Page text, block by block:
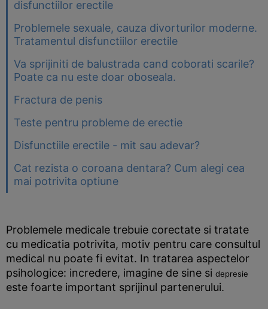
disfunctiilor erectile
Problemele sexuale, cauza divorturilor moderne.
Tratamentul disfunctiilor erectile
Va sprijiniti de balustrada cand coborati scarile?
Poate ca nu este doar oboseala.
Fractura de penis
Teste pentru probleme de erectie
Disfunctiile erectile - mit sau adevar?
Cat rezista o coroana dentara? Cum alegi cea
mai potrivita optiune
Problemele medicale trebuie corectate si tratate
cu medicatia potrivita, motiv pentru care consultul
medical nu poate fi evitat. In tratarea aspectelor
psihologice: incredere, imagine de sine si depresie
este foarte important sprijinul partenerului.